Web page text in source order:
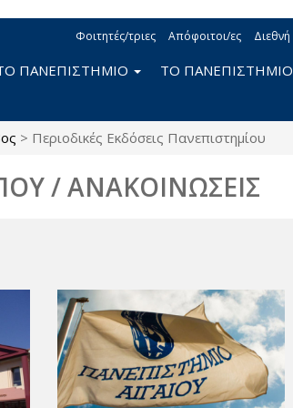
Φοιτητές/τριες Απόφοιτοι/ες Διεθνή
ΠΑΝΕΠΙΣΤΗΜΙΟ ΤΟ ΠΑΝΕΠΙΣΤΗΜΙΟ
> Περιοδικές Εκδόσεις Πανεπιστημίου
/ ΑΝΑΚΟΙΝΩΣΕΙΣ